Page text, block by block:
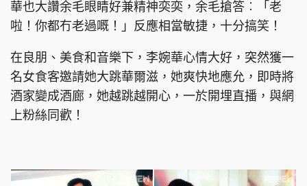
華也大讚余毛眼睛好兼精神奕奕，余毛搶答︰「老
啦！你都冇老過嘅！」反應相當敏捷，十分搞笑！
在良朋、美食和音樂下，李婉華心情大好，突然獲一
名女食客邀請她大跳華爾滋，她爽快地應允，即時將
酒家變成酒廊，她越跳越開心，一於開埋直播，與網
上粉絲同歡！